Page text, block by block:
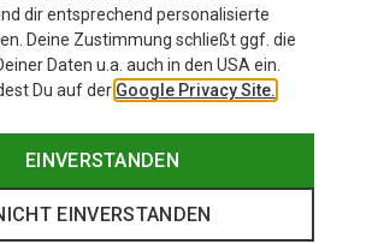
dir entsprechend personalisierte
Deine Zustimmung schließt ggf. die
Daten u.a. auch in den USA ein.
Du auf der Google Privacy Site.
EINVERSTANDEN
EINVERSTANDEN